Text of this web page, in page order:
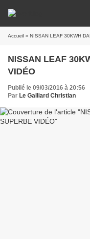
Accueil » NISSAN LEAF 30KWH
NISSAN LEAF
VIDÉO
Publié le 09/03/2016 à 20:56
Par Le Galliard Christian